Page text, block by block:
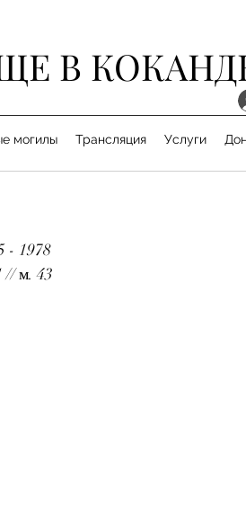
В
могилы Трансляция Услуги
- 1978
// м. 43